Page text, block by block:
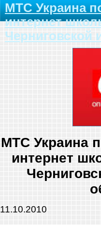
МТС Украина
интернет
Черниговской
МТС Украина
интернет
11.10.2010